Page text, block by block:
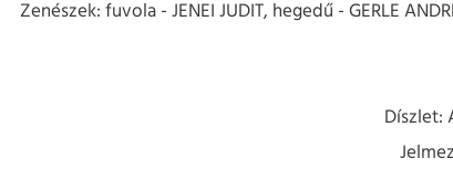
Zenészek: fuvola - JENEI JUDIT, hegedű - GERLE
Díszlet: